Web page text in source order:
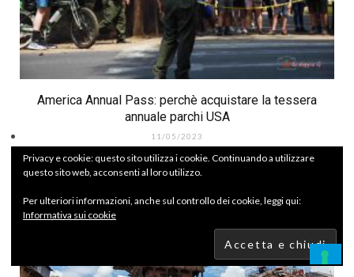
America Annual Pass: perchè acquistare la tessera
annuale parchi USA
11/05/2023
Privacy e cookie: questo sito utilizza i cookie. Continuando a utilizzare
questo sito web, acconsenti al loro utilizzo.
Per ulteriori informazioni, anche sul controllo dei cookie, leggi qui:
Informativa sui cookie